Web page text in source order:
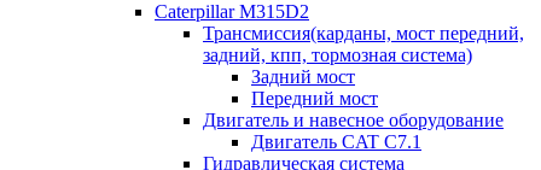
Caterpillar M315D2
Трансмиссия(карданы, мост передний,
задний, кпп, тормозная система)
Задний мост
Передний мост
Двигатель и навесное оборудование
Двигатель CAT C7.1
Гидравлическая система